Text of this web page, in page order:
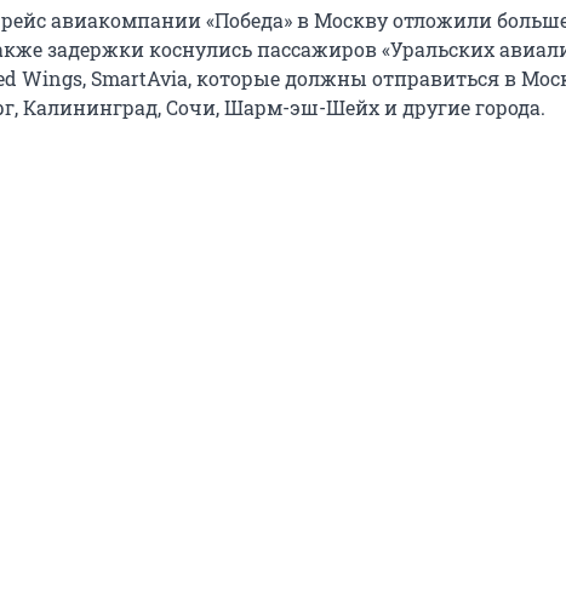
авиакомпании «Победа» в Москву отложили
задержки коснулись пассажиров «Уральских
Wings, SmartAvia, которые должны отправиться в
Калининград, Сочи, Шарм-эш-Шейх и другие города.